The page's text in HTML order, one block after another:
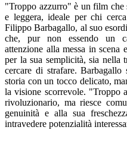
"Troppo azzurro" è un film che
e leggera, ideale per chi
Filippo Barbagallo, al suo
che, pur non essendo un
attenzione alla messa in
per la sua semplicità, sia nella
cercare di strafare. Barbagallo
storia con un tocco delicato,
la visione scorrevole. "Troppo
rivoluzionario, ma riesce
genuinità e alla sua
intravedere potenzialità